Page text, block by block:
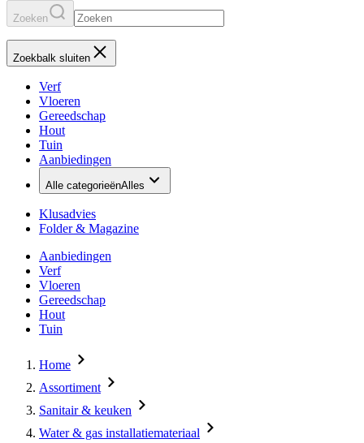
Zoeken
Zoekbalk sluiten
Verf
Vloeren
Gereedschap
Hout
Tuin
Aanbiedingen
Alle categorieënAlles
Klusadvies
Folder & Magazine
Aanbiedingen
Verf
Vloeren
Gereedschap
Hout
Tuin
Home
Assortiment
Sanitair & keuken
Water & gas installatiemateriaal